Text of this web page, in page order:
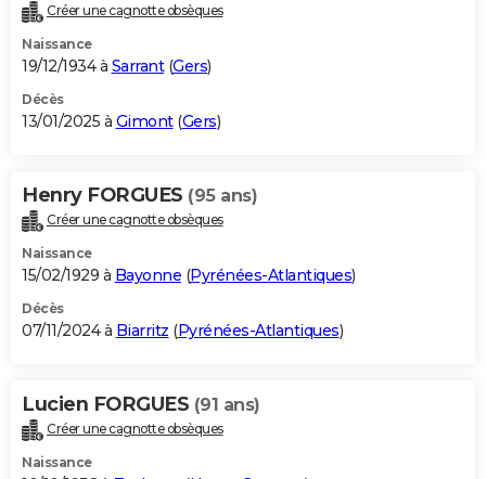
Créer une cagnotte obsèques
Naissance
19/12/1934 à Sarrant(Gers)
Décès
13/01/2025 à Gimont(Gers)
Henry FORGUES (95 ans)
Créer une cagnotte obsèques
Naissance
15/02/1929 à Bayonne (Pyrénées-Atlantiques)
Décès
07/11/2024 à Biarritz (Pyrénées-Atlantiques)
Lucien FORGUES (91 ans)
Créer une cagnotte obsèques
Naissance